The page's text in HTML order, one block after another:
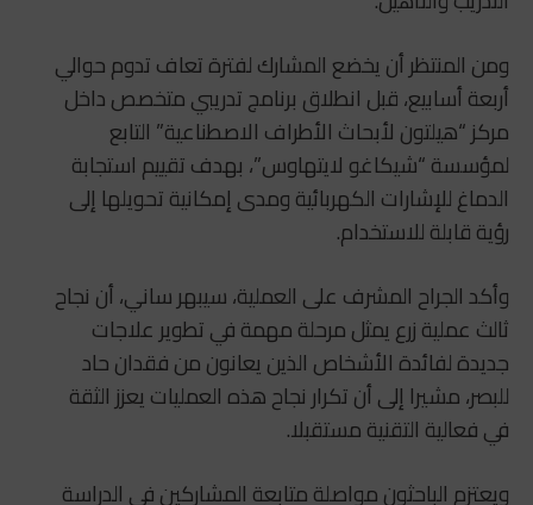
ومن المنتظر أن يخضع المشارك لفترة تعاف تدوم حوالي
أربعة أسابيع، قبل انطلاق برنامج تدريبي متخصص داخل
مركز “هيلتون لأبحاث الأطراف الاصطناعية” التابع
لمؤسسة “شيكاغو لايتهاوس”، بهدف تقييم استجابة
الدماغ للإشارات الكهربائية ومدى إمكانية تحويلها إلى
رؤية قابلة للاستخدام.
وأكد الجراح المشرف على العملية، سيبهر ساني، أن نجاح
ثالث عملية زرع يمثل مرحلة مهمة في تطوير علاجات
جديدة لفائدة الأشخاص الذين يعانون من فقدان حاد
للبصر، مشيرا إلى أن تكرار نجاح هذه العمليات يعزز الثقة
في فعالية التقنية مستقبلا.
ويعتزم الباحثون مواصلة متابعة المشاركين في الدراسة